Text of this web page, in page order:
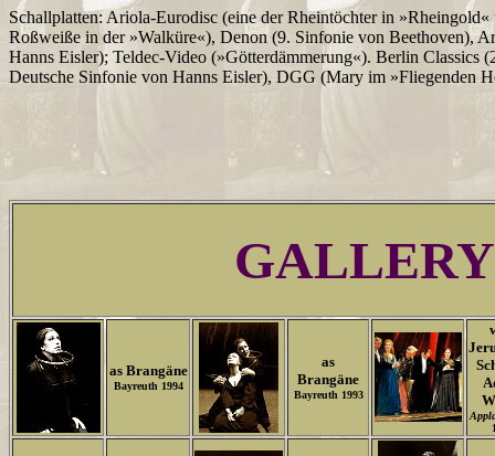
Schallplatten: Ariola-Eurodisc (eine der Rheintöchter in
Roßweiße in der »Walküre«), Denon (9. Sinfonie von Beethoven),
Hanns Eisler); Teldec-Video (»Götterdämmerung«). Berlin Classics
Deutsche Sinfonie von Hanns Eisler), DGG (Mary im »Fliegenden
GALLERY
as Brangäne
Bayreuth 1994
as
Brangäne
Bayreuth 1993